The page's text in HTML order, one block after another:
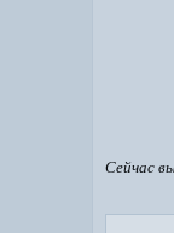
Сейчас